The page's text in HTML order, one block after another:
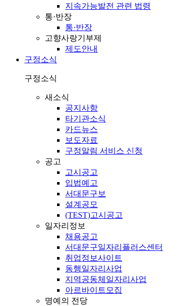
지속가능발전 관련 법령
통·반장
통·반장
고향사랑기부제
제도안내
구정소식
구정소식
새소식
공지사항
타기관소식
카드뉴스
보도자료
구정알림 서비스 신청
공고
고시공고
입법예고
서대문구보
설계공모
(TEST)고시공고
일자리정보
채용공고
서대문구일자리플러스센터
취업정보사이트
동행일자리사업
지역공동체일자리사업
아르바이트모집
명예의 전당